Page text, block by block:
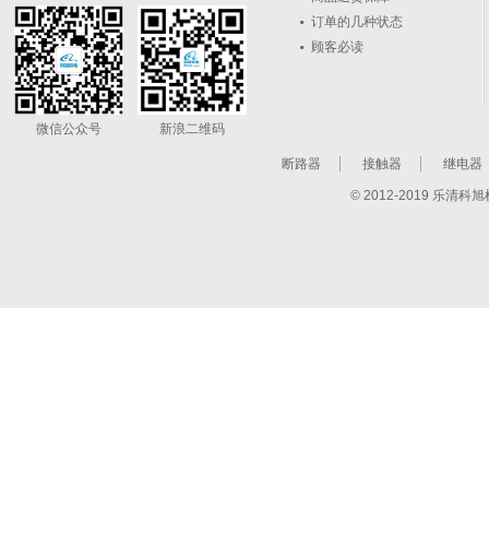
微信公众号 新浪二维码
订单的几种状态
顾客必读
断路器 接触器 继电器
© 2012-2019 乐清科旭